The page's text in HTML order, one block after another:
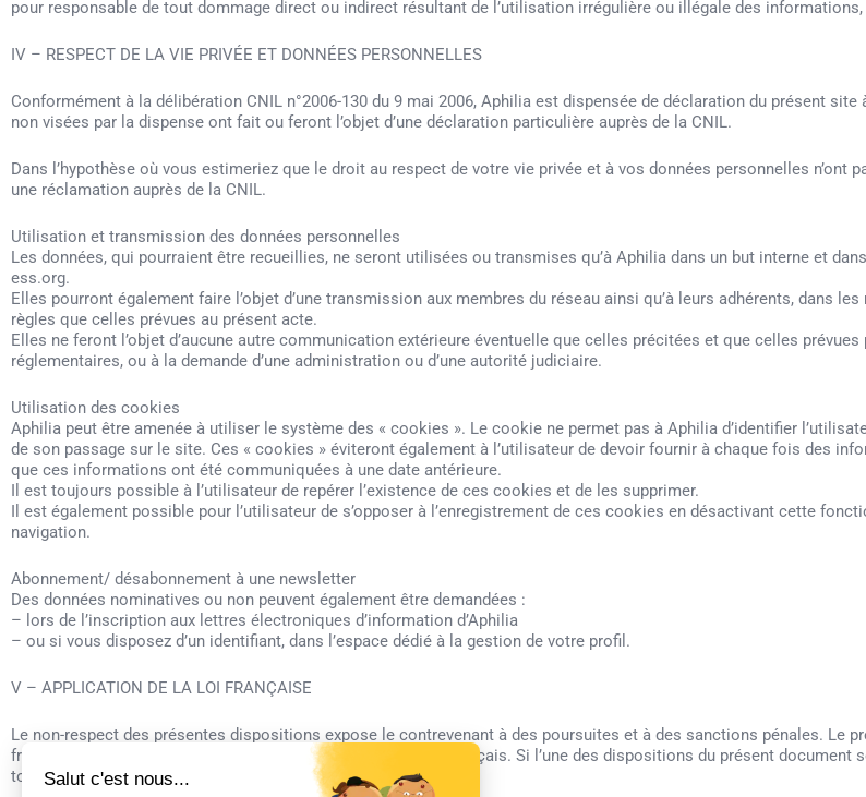
pour responsable de tout dommage direct ou indirect résultant de l’utilisation irrégulière ou illégale des
IV – RESPECT DE LA VIE PRIVÉE ET DONNÉES PERSONNELLES
Conformément à la délibération CNIL n°2006-130 du 9 mai 2006, Aphilia est dispensée de déclaration du présent
non visées par la dispense ont fait ou feront l’objet d’une déclaration particulière auprès de la CNIL.
Dans l’hypothèse où vous estimeriez que le droit au respect de votre vie privée et à vos données personnelles n’ont
une réclamation auprès de la CNIL.
Utilisation et transmission des données personnelles
Les données, qui pourraient être recueillies, ne seront utilisées ou transmises qu’à Aphilia dans un but interne et
ess.org.
Elles pourront également faire l’objet d’une transmission aux membres du réseau ainsi qu’à leurs adhérents, dans
règles que celles prévues au présent acte.
Elles ne feront l’objet d’aucune autre communication extérieure éventuelle que celles précitées et que celles
réglementaires, ou à la demande d’une administration ou d’une autorité judiciaire.
Utilisation des cookies
Aphilia peut être amenée à utiliser le système des « cookies ». Le cookie ne permet pas à Aphilia d’identifier
de son passage sur le site. Ces « cookies » éviteront également à l’utilisateur de devoir fournir à chaque fois des
que ces informations ont été communiquées à une date antérieure.
Il est toujours possible à l’utilisateur de repérer l’existence de ces cookies et de les supprimer.
Il est également possible pour l’utilisateur de s’opposer à l’enregistrement de ces cookies en désactivant cette
navigation.
Abonnement/ désabonnement à une newsletter
Des données nominatives ou non peuvent également être demandées :
– lors de l’inscription aux lettres électroniques d’information d’Aphilia
– ou si vous disposez d’un identifiant, dans l’espace dédié à la gestion de votre profil.
V – APPLICATION DE LA LOI FRANÇAISE
Le non-respect des présentes dispositions expose le contrevenant à des poursuites et à des sanctions pénales. Le
français et relève de la compétence exclusive des tribunaux français. Si l’une des dispositions du présent document
toutes les autres dispositions demeureraient applicables.
Salut c'est nous...